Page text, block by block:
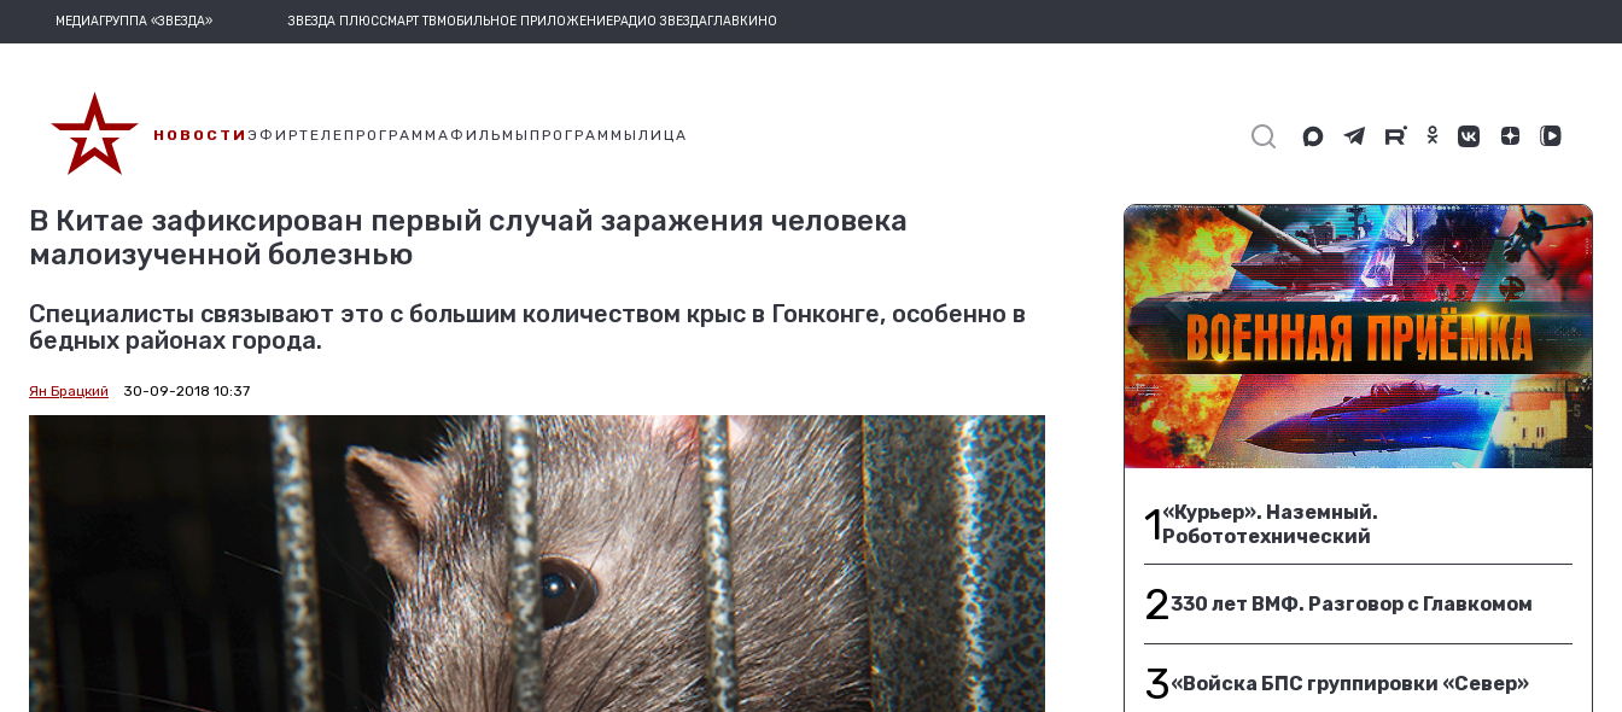
МЕДИАГРУППА «ЗВЕЗДА» ЗВЕЗДА ПЛЮССМАРТ ТВМОБИЛЬНОЕ ПРИЛОЖЕНИЕРАДИО ЗВЕЗДАГЛАВКИНО
НОВОСТИ ЭФИРТЕЛЕПРОГРАММАФИЛЬМЫ ПРОГРАММЫ ЛИЦА
В Китае зафиксирован первый случай заражения человека
малоизученной болезнью
Специалисты связывают это с большим количеством крыс в Гонконге, особенно в
бедных районах города.
Ян Брацкий 30-09-2018 10:37
1«Курьер». Наземный.
Робототехнический
2330 лет ВМФ. Разговор с Главкомом
3«Войска БПС группировки «Север»